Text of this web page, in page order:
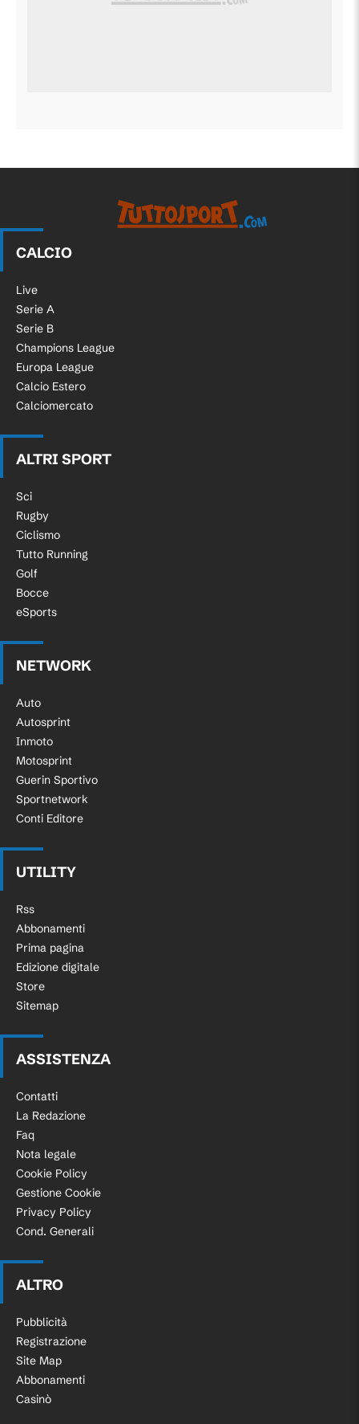
CALCIO
Live
Serie A
Serie B
Champions League
Europa League
Calcio Estero
Calciomercato
ALTRI SPORT
Sci
Rugby
Ciclismo
Tutto Running
Golf
Bocce
eSports
NETWORK
Auto
Autosprint
Inmoto
Motosprint
Guerin Sportivo
Sportnetwork
Conti Editore
UTILITY
Rss
Abbonamenti
Prima pagina
Edizione digitale
Store
Sitemap
ASSISTENZA
Contatti
La Redazione
Faq
Nota legale
Cookie Policy
Gestione Cookie
Privacy Policy
Cond. Generali
ALTRO
Pubblicità
Registrazione
Site Map
Abbonamenti
Casinò